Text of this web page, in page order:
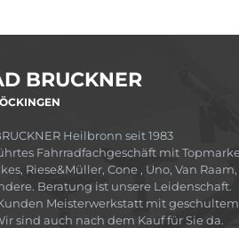
BRUCKNER
Heilbronn seit 1983
Fahrradfachgeschäft mit
Riese&Müller, Cone , Uno, Van Raam,
Beratung ist unsere Leidenschaft.
Meisterwerkstatt mit geschultem
sind auch nach dem Kauf für Sie da.